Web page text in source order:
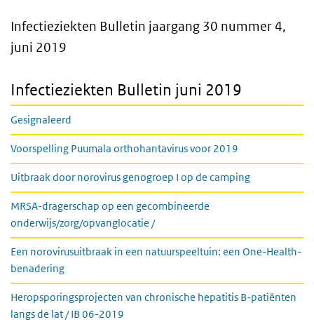
Infectieziekten Bulletin jaargang 30 nummer 4,
juni 2019
Infectieziekten Bulletin juni 2019
Gesignaleerd
Voorspelling Puumala orthohantavirus voor 2019
Uitbraak door norovirus genogroep I op de camping
MRSA-dragerschap op een gecombineerde
onderwijs/zorg/opvanglocatie /
Een norovirusuitbraak in een natuurspeeltuin: een One-Health-
benadering
Heropsporingsprojecten van chronische hepatitis B-patiënten
langs de lat / IB 06-2019